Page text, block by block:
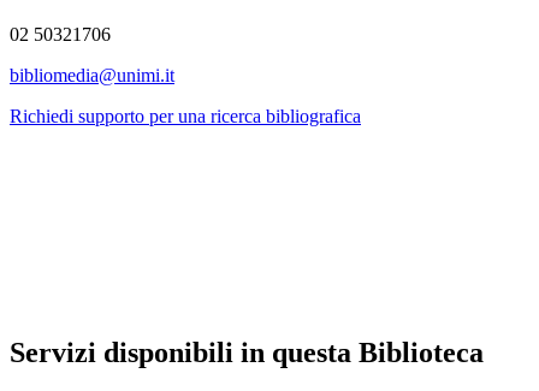
02 50321706
bibliomedia@unimi.it
Richiedi supporto per una ricerca bibliografica
Servizi disponibili in questa Biblioteca